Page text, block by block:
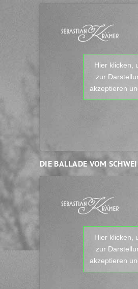
Hier klicken,
zur
akzeptieren
DIE BALLADE VOM
Hier klicken,
zur
akzeptieren